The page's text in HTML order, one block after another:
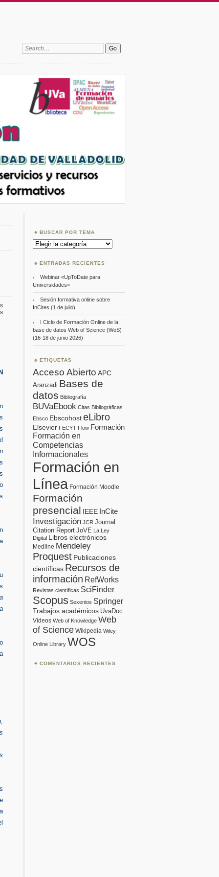
Search:
en
BUSCAR POR TEMA
Buscar
por
ENTRADAS RECIENTES
Webinar «UpToDate para
Universidades»
Sesión formativa online sobre
InCites (1 de julio)
I Ciclo de Formación Online de la
base de datos Web of Science (WoS)
(16-18 de junio 2026)
ETIQUETAS
Acceso Abierto APC
Aranzadi Bases de
datos Bibliografía
BUVaEbook Citas Bibliográficas
Ebsco EbscohosteLibro
Elsevier FECYT Flow Formación
Formación en
Competencias
Informacionales
Formación en
Línea Formación Moodle
Formación
presencial IEEE InCite
Investigación JCR Journal
Citation Report JoVE La Ley
Digital Libros electrónicos
Medline Mendeley
Proquest Publicaciones
científicas Recursos de
información RefWorks
Revistas científicas SciFinder
Scopus Sexenios Springer
Trabajos académicos UvaDoc
Vídeos Web of Knowledge Web
of Science Wikipedia Wiley
Online Library WOS
COMENTARIOS RECIENTES